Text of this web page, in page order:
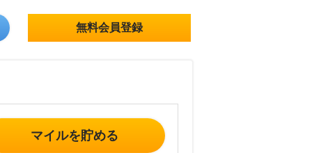
無料会員登録
マイルを貯める